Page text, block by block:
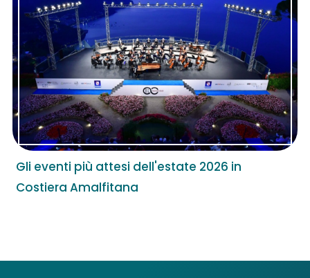
Gli eventi più attesi dell'estate 2026 in
Costiera Amalfitana